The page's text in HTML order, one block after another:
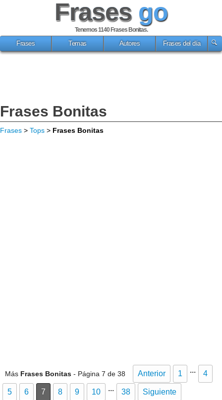
Frases go
Tenemos 1140 Frases Bonitas.
Frases
Temas Autores Frases del día
Frases Bonitas
Frases > Tops > Frases Bonitas
Más Frases Bonitas - Página 7 de 38 Anterior 1 ... 4
5 6 7 8 9 10 ... 38 Siguiente